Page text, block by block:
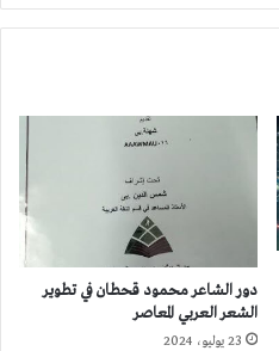
دور الشاعر محمود قحطان في تطوير
الشعر العربي المعاصر
23 يوليو، 2024